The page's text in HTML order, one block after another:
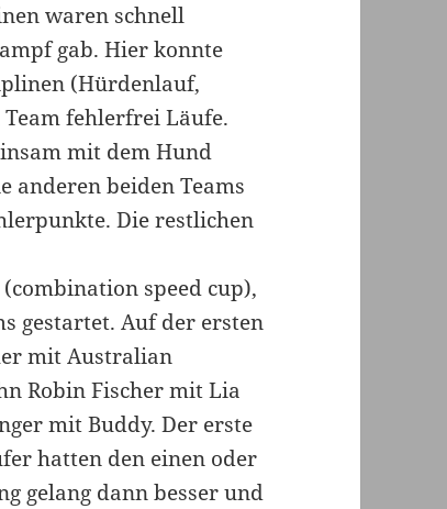
waren schnell
gab. Hier konnte
(Hürdenlauf,
fehlerfrei Läufe.
mit dem Hund
anderen beiden Teams
Die restlichen
speed cup),
gestartet. Auf der ersten
mit Australian
Robin Fischer mit Lia
mit Buddy. Der erste
hatten den einen oder
gelang dann besser und